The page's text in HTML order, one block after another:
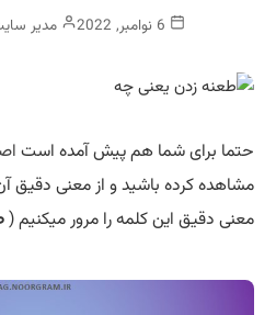
مدیر
حتما برای شما هم پیش آمده است
مشاهده کرده باشید و از معنی دقیق
معنی دقیق این کلمه را مرور میکنیم (